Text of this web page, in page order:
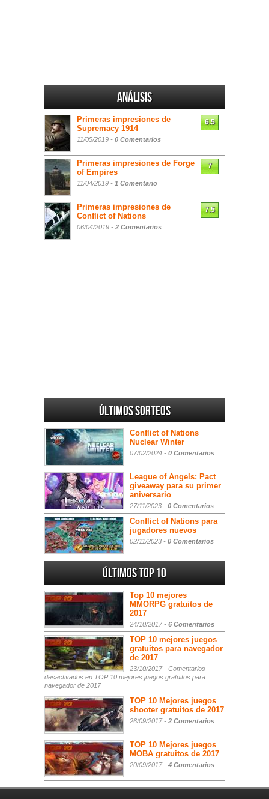
Análisis
Primeras impresiones de
Supremacy 1914
11/05/2019 - 0 Comentarios
6.5
Primeras impresiones de Forge
of Empires
11/04/2019 - 1 Comentario
7
Primeras impresiones de
Conflict of Nations
06/04/2019 - 2 Comentarios
7.5
Últimos sorteos
Conflict of Nations
Nuclear Winter
07/02/2024 - 0 Comentarios
League of Angels: Pact
giveaway para su primer
aniversario
27/11/2023 - 0 Comentarios
Conflict of Nations para
jugadores nuevos
02/11/2023 - 0 Comentarios
Últimos Top 10
Top 10 mejores
MMORPG gratuitos de
2017
24/10/2017 - 6 Comentarios
TOP 10 mejores juegos
gratuitos para navegador
de 2017
23/10/2017 - Comentarios
desactivados en TOP 10 mejores juegos gratuitos para
navegador de 2017
TOP 10 Mejores juegos
shooter gratuitos de 2017
26/09/2017 - 2 Comentarios
TOP 10 Mejores juegos
MOBA gratuitos de 2017
20/09/2017 - 4 Comentarios